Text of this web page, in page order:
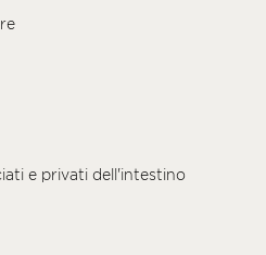
e privati ​​dell'intestino